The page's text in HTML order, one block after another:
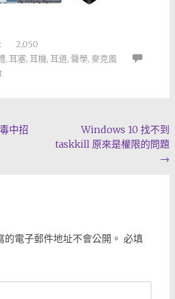
2,050
, 耳塞, 耳機, 耳道, 聲學, 麥克風
中招
Windows 10 找不到
taskkill 原來是權限的問題
→
電子郵件地址不會公開。 必填